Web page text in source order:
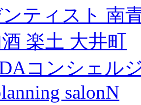
ティスト 南
楽土 大井町
コンシェル
salonN